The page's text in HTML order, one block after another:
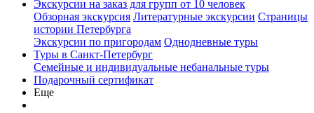
Экскурсии на заказ для групп от 10 человек
Обзорная экскурсия Литературные экскурсии Страницы
истории Петербурга
Экскурсии по пригородам Однодневные туры
Туры в Санкт-Петербург
Семейные и индивидуальные небанальные туры
Подарочный сертификат
Еще